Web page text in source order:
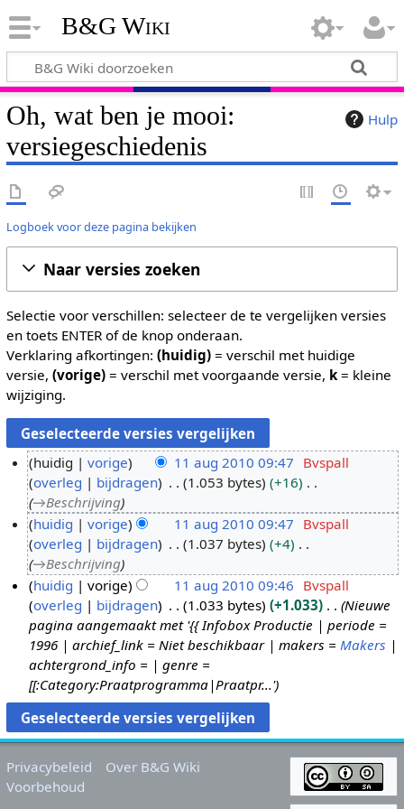
B&G Wiki
Hulp
Oh, wat ben je mooi:
versiegeschiedenis
Logboek voor deze pagina bekijken
Naar versies zoeken
Selectie voor verschillen: selecteer de te vergelijken versies
en toets ENTER of de knop onderaan.
Verklaring afkortingen: (huidig)= verschil met huidige
versie, (vorige)= verschil met voorgaande versie, k= kleine
wijziging.
a
2
huidig vorige 11 aug 2010 09:47 Bvspall
overleg
bijdragen 1.053 bytes
+16
→Beschrijving
huidig
vorige 11 aug 2010 09:47 Bvspall
overleg
bijdragen 1.037 bytes
+4
→Beschrijving
huidig
vorige 11 aug 2010 09:46 Bvspall
overleg
bijdragen 1.033 bytes +1.033
Nieuwe
pagina aangemaakt met '{{ Infobox Productie | periode =
1996 | archief_link = Niet beschikbaar | makers =Makers |
achtergrond_info = | genre =
[[:Category:Praatprogramma|Praatpr...'
Privacybeleid
Over B&G Wiki
Voorbehoud